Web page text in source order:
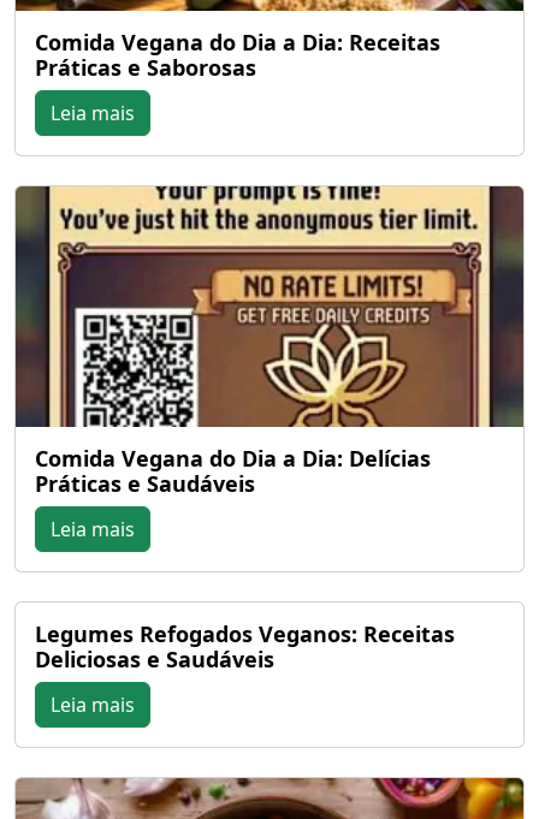
Comida Vegana do Dia a Dia: Receitas
Práticas e Saborosas
Leia mais
Comida Vegana do Dia a Dia: Delícias
Práticas e Saudáveis
Leia mais
Legumes Refogados Veganos: Receitas
Deliciosas e Saudáveis
Leia mais